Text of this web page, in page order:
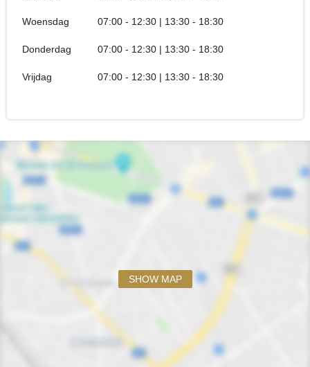
Woensdag 07:00 - 12:30 | 13:30 - 18:30
Donderdag 07:00 - 12:30 | 13:30 - 18:30
Vrijdag 07:00 - 12:30 | 13:30 - 18:30
SHOW MAP